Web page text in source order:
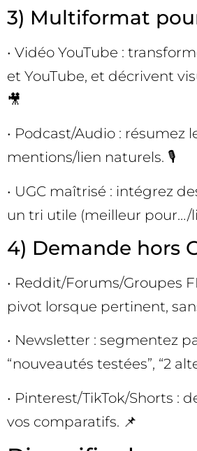
3) Multiformat
• Vidéo YouTube :
et YouTube, et décrivent
🎥
• Podcast/Audio : résumez
mentions/lien naturels. 🎙️
• UGC maîtrisé : intégrez
un tri utile (meilleur pour…/
4) Demande hors
• Reddit/Forums/Groupes
pivot lorsque pertinent,
• Newsletter : segmentez
“nouveautés testées”, “2
• Pinterest/TikTok/Shorts :
vos comparatifs. 📌